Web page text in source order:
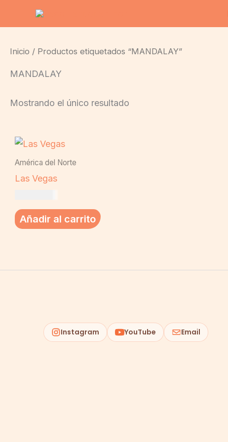
Inicio / Productos etiquetados “MANDALAY”
MANDALAY
Mostrando el único resultado
América del Norte
Las Vegas
Añadir al carrito
Instagram YouTube Email